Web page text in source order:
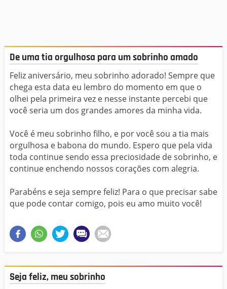
De uma tia orgulhosa para um sobrinho amado
Feliz aniversário, meu sobrinho adorado! Sempre que
chega esta data eu lembro do momento em que o
olhei pela primeira vez e nesse instante percebi que
você seria um dos grandes amores da minha vida.
Você é meu sobrinho filho, e por você sou a tia mais
orgulhosa e babona do mundo. Espero que pela vida
toda continue sendo essa preciosidade de sobrinho, e
continue enchendo nossos corações com alegria.
Parabéns e seja sempre feliz! Para o que precisar sabe
que pode contar comigo, pois eu amo muito você!
Seja feliz, meu sobrinho